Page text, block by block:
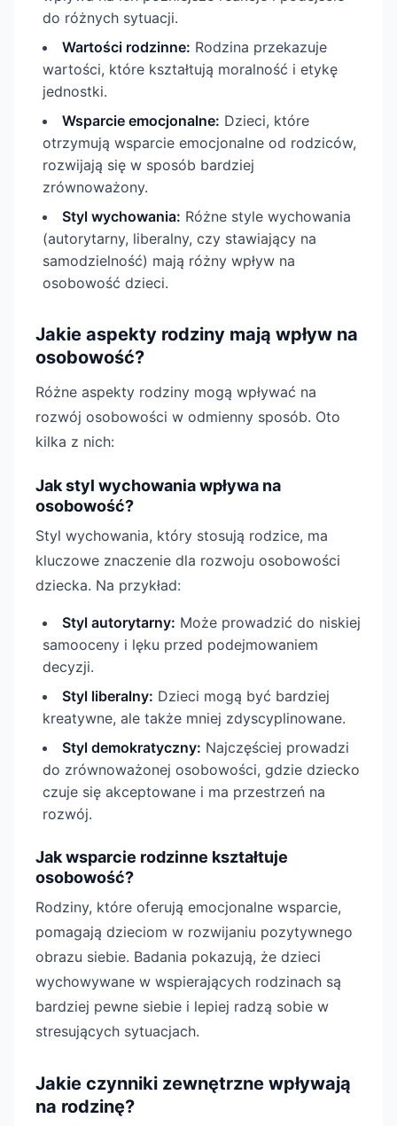
do różnych sytuacji.
Wartości rodzinne: Rodzina przekazuje
wartości, które kształtują moralność i etykę
jednostki.
Wsparcie emocjonalne: Dzieci, które
otrzymują wsparcie emocjonalne od rodziców,
rozwijają się w sposób bardziej
zrównoważony.
Styl wychowania: Różne style wychowania
(autorytarny, liberalny, czy stawiający na
samodzielność) mają różny wpływ na
osobowość dzieci.
Jakie aspekty rodziny mają wpływ na
osobowość?
Różne aspekty rodziny mogą wpływać na
rozwój osobowości w odmienny sposób. Oto
kilka z nich:
Jak styl wychowania wpływa na
osobowość?
Styl wychowania, który stosują rodzice, ma
kluczowe znaczenie dla rozwoju osobowości
dziecka. Na przykład:
Styl autorytarny: Może prowadzić do niskiej
samooceny i lęku przed podejmowaniem
decyzji.
Styl liberalny: Dzieci mogą być bardziej
kreatywne, ale także mniej zdyscyplinowane.
Styl demokratyczny: Najczęściej prowadzi
do zrównoważonej osobowości, gdzie dziecko
czuje się akceptowane i ma przestrzeń na
rozwój.
Jak wsparcie rodzinne kształtuje
osobowość?
Rodziny, które oferują emocjonalne wsparcie,
pomagają dzieciom w rozwijaniu pozytywnego
obrazu siebie. Badania pokazują, że dzieci
wychowywane w wspierających rodzinach są
bardziej pewne siebie i lepiej radzą sobie w
stresujących sytuacjach.
Jakie czynniki zewnętrzne wpływają
na rodzinę?